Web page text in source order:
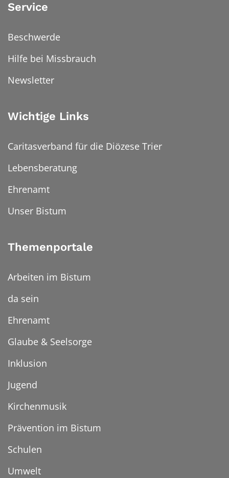
Service
Beschwerde
Hilfe bei Missbrauch
Newsletter
Wichtige Links
Caritasverband für die Diözese Trier
Lebensberatung
Ehrenamt
Unser Bistum
Themenportale
Arbeiten im Bistum
da sein
Ehrenamt
Glaube & Seelsorge
Inklusion
Jugend
Kirchenmusik
Prävention im Bistum
Schulen
Umwelt